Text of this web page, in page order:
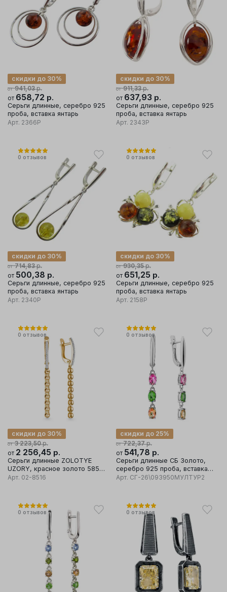
от 941,03р.
скидки до 30%
от 658,72 р.
Серьги длинные, серебро 925
проба, вставка янтарь
Арт. 2366Р
от 911,33р.
скидки до 30%
от 637,93 р.
Серьги длинные, серебро 925
проба, вставка янтарь
Арт. 2343Р
0 отзывов
от 714,83р.
скидки до 30%
от 500,38 р.
Серьги длинные, серебро 925
проба, вставка янтарь
Арт. 2340Р
0 отзывов
от 930,35р.
скидки до 30%
от 651,25 р.
Серьги длинные, серебро 925
проба, вставка янтарь
Арт. 2158Р
0 отзывов
от 3 223,50р.
скидки до 30%
от 2 256,45 р.
Серьги длинные ZOLOTYE
UZORY, красное золото 585
проба, вставка цирконий
Арт. 02-8516
0 отзывов
от 722,37р.
скидки до 25%
от 541,78 р.
Серьги длинные СБ Золото,
серебро 925 проба, вставка
турмалин
Арт. СГ-26\093950МУЛТУР2
0 отзывов 0 отзывов